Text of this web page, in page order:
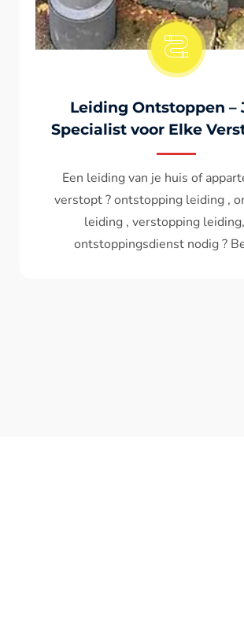
Onstopping Van Wc-
Wc spoelt niet meer door ? het
terug ? ontstoppen wc ,
verstopt , een
Bel - ons ? V.A 119€